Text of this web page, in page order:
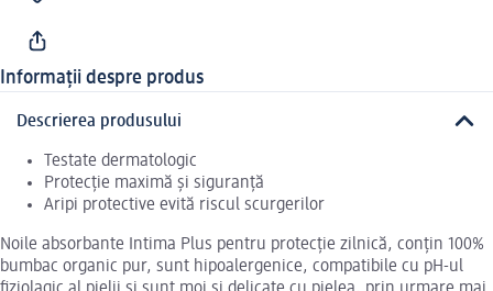
Informații despre produs
Descrierea produsului
Testate dermatologic
Protecție maximă și siguranță
Aripi protective evită riscul scurgerilor
Noile absorbante Intima Plus pentru protecție zilnică, conțin 100%
bumbac organic pur, sunt hipoalergenice, compatibile cu pH-ul